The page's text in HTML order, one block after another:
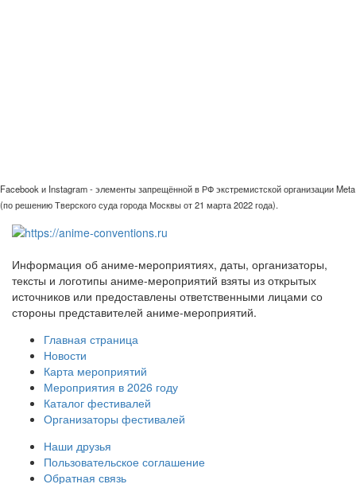
Facebook и Instagram - элементы запрещённой в РФ экстремистской организации Meta
(по решению Тверского суда города Москвы от 21 марта 2022 года).
Информация об аниме-мероприятиях, даты, организаторы,
тексты и логотипы аниме-мероприятий взяты из открытых
источников или предоставлены ответственными лицами со
стороны представителей аниме-мероприятий.
Главная страница
Новости
Карта мероприятий
Мероприятия в 2026 году
Каталог фестивалей
Организаторы фестивалей
Наши друзья
Пользовательское соглашение
Обратная связь